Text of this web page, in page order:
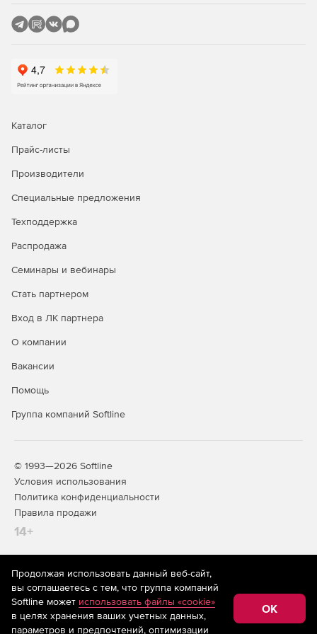
популярные вирусные клипы и без труда создавать
броские посты для социальных сетей. Для получения
AR-наклейки. Это отличных способ подчеркнуть
происходящие события.
улучшения в области производительности продукта
редактирования. Ощутимое ускорение рендеринга в
VideoStudio 2021 под новейшие технологии ускорения
Каталог
Прайс-листы
Производители
Специальные предложения
Техподдержка
Распродажа
Семинары и вебинары
Стать партнером
Вход в ЛК партнера
О компании
Вакансии
Помощь
Группа компаний Softline
© 1993—2026 Softline
Условия использования
Политика конфиденциальности
Правила продажи
14+
На информационном ресурсе store.softline.ru применяются
рекомендательные технологии(информационные технологии
предоставления информации на основе сбора,
систематизации и анализа сведений, относящихся к
предпочтениям пользователей сети «Интернет»,
Продолжая использовать данный веб-сайт,
вы соглашаетесь с тем, что группа компаний
Softline может использовать файлы «cookie»
в целях хранения ваших учетных данных,
параметров и предпочтений, оптимизации
OK